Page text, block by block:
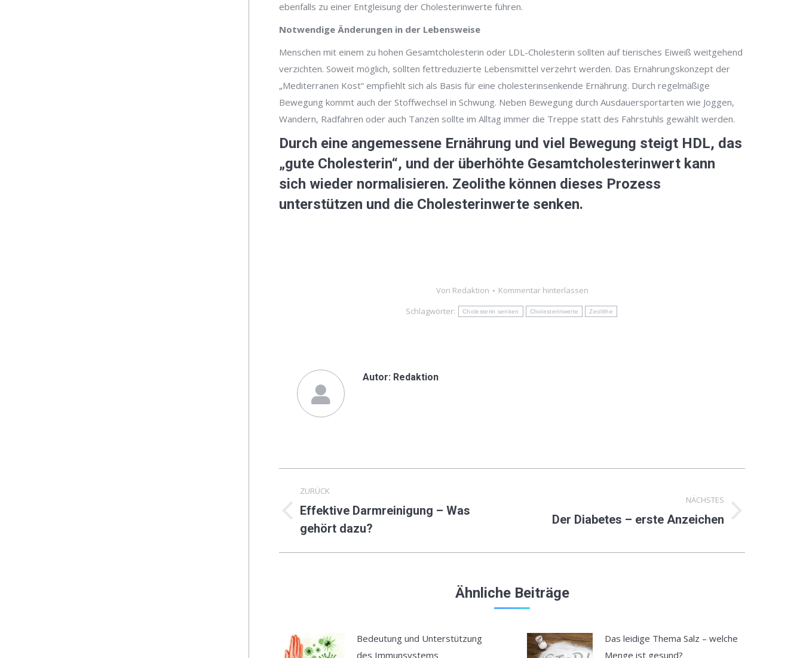
ebenfalls zu einer Entgleisung der Cholesterinwerte führen.
Notwendige Änderungen in der Lebensweise
Menschen mit einem zu hohen Gesamtcholesterin oder LDL-Cholesterin sollten auf tierisches Eiweiß weitgehend
verzichten. Soweit möglich, sollten fettreduzierte Lebensmittel verzehrt werden. Das Ernährungskonzept der
„Mediterranen Kost“ empfiehlt sich als Basis für eine cholesterinsenkende Ernährung. Durch regelmäßige
Bewegung kommt auch der Stoffwechsel in Schwung. Neben Bewegung durch Ausdauersportarten wie Joggen,
Wandern, Radfahren oder auch Tanzen sollte im Alltag immer die Treppe statt des Fahrstuhls gewählt werden.
Durch eine angemessene Ernährung und viel Bewegung steigt HDL, das
„gute Cholesterin“, und der überhöhte Gesamtcholesterinwert kann
sich wieder normalisieren. Zeolithe können dieses Prozess
unterstützen und die Cholesterinwerte senken.
Von Redaktion
Kommentar hinterlassen
Schlagwörter:
Cholesterin senken Cholesterinwerte Zeolithe
Autor: Redaktion
Kommentarnavigation
ZURÜCK
Vorheriger
Beitrag:
Effektive Darmreinigung – Was
gehört dazu?
NÄCHSTES
NächsterDer Diabetes – erste Anzeichen
Ähnliche Beiträge
Bedeutung und Unterstützung
des Immunsystems
Das leidige Thema Salz – welche
Menge ist gesund?